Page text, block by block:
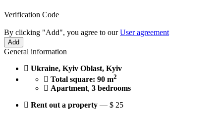
Verification Code
By clicking "Add", you agree to ourUser agreement
General information
Ukraine, Kyiv Oblast, Kyiv
Total square: 90 m2
Apartment, 3 bedrooms
Rent out a property — $ 25